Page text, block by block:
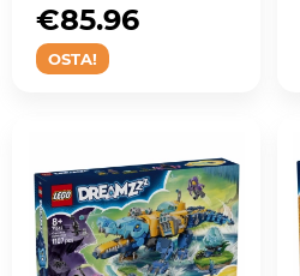
OSTA!
€85.96